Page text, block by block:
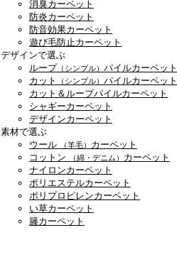
消臭カーペット
防炎カーペット
防音効果カーペット
遊び毛防止カーペット
デザインで選ぶ
ループ （シンプル） パイルカーペット
カット
（シンプル） パイルカーペット
カット＆ループパイルカーペット
シャギーカーペット
デザインカーペット
素材で選ぶ
ウール
（羊毛） カーペット
コットン
（綿・デニム） カーペット
ナイロンカーペット
ポリエステルカーペット
ポリプロピレンカーペット
い草カーペット
籐カーペット